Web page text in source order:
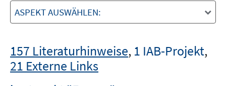
ASPEKT AUSWÄHLEN:
157 Literaturhinweise, 1 IAB-Projekt,
21 Externe Links